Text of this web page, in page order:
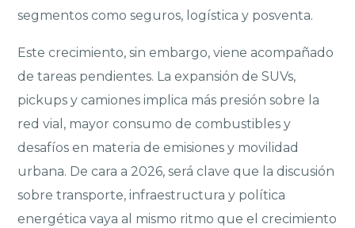
segmentos como seguros, logística y posventa.
Este crecimiento, sin embargo, viene acompañado
de tareas pendientes. La expansión de SUVs,
pickups y camiones implica más presión sobre la
red vial, mayor consumo de combustibles y
desafíos en materia de emisiones y movilidad
urbana. De cara a 2026, será clave que la discusión
sobre transporte, infraestructura y política
energética vaya al mismo ritmo que el crecimiento